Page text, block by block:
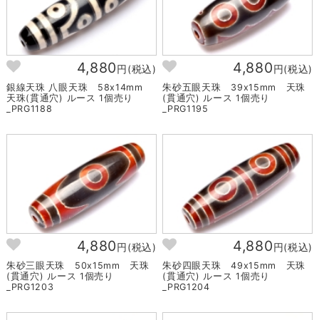
4,880円(税込)
銀線天珠 八眼天珠 58x14mm
天珠(貫通穴) ルース 1個売り
_PRG1188
4,880円(税込)
朱砂五眼天珠 39x15mm 天珠
(貫通穴) ルース 1個売り
_PRG1195
4,880円(税込)
朱砂三眼天珠 50x15mm 天珠
(貫通穴) ルース 1個売り
_PRG1203
4,880円(税込)
朱砂四眼天珠 49x15mm 天珠
(貫通穴) ルース 1個売り
_PRG1204